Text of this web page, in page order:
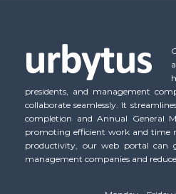
presidents, and management
collaborate seamlessly. It
completion and Annual General
promoting efficient work and time
productivity, our web portal can
management companies and